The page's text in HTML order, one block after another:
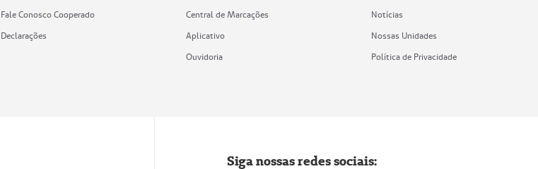
Fale Conosco Cooperado
Declarações
Central de Marcações
Aplicativo
Ouvidoria
Notícias
Nossas Unidades
Política de Privacidade
Siga nossas redes sociais: